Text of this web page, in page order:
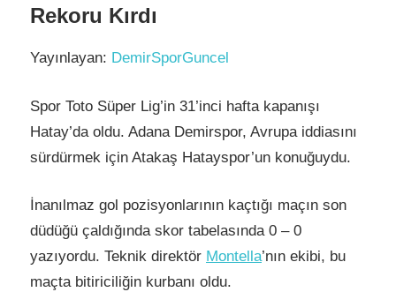
Rekoru Kırdı
Yayınlayan: DemirSporGuncel
Spor Toto Süper Lig’in 31’inci hafta kapanışı
Hatay’da oldu. Adana Demirspor, Avrupa iddiasını
sürdürmek için Atakaş Hatayspor’un konuğuydu.
İnanılmaz gol pozisyonlarının kaçtığı maçın son
düdüğü çaldığında skor tabelasında 0 – 0
yazıyordu. Teknik direktör Montella’nın ekibi, bu
maçta bitiriciliğin kurbanı oldu.